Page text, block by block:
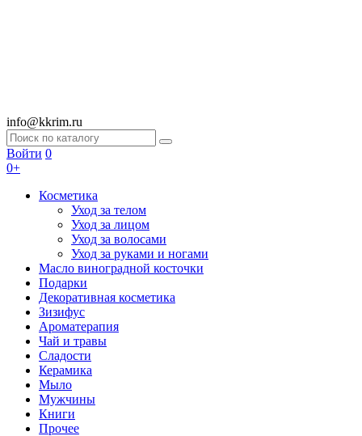
info@kkrim.ru
Войти 0
0+
Косметика
Уход за телом
Уход за лицом
Уход за волосами
Уход за руками и ногами
Масло виноградной косточки
Подарки
Декоративная косметика
Зизифус
Ароматерапия
Чай и травы
Сладости
Керамика
Мыло
Мужчины
Книги
Прочее